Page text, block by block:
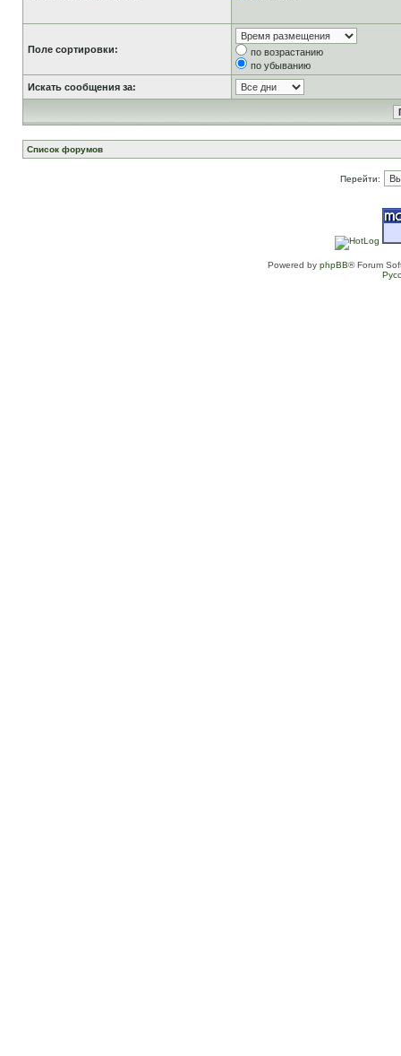
Поле сортировки:
по возрастанию
по убыванию
Искать сообщения за:
Список форумов
Перейти:
Powered by phpBB® Forum